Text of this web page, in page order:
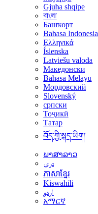
Gjuha shqipe
বাংলা
Башҡорт
Bahasa Indonesia
Ελληνικά
Íslenska
Latviešu valoda
Македонски
Bahasa Melayu
Мордовский
Slovenský
српски
Тоҷикӣ
Татар
བོད་ཀྱི་སྐད་ཡིག།
ພາສາລາວ
دری
ភាសាខ្មែរ
Kiswahili
اردو
አማርኛ